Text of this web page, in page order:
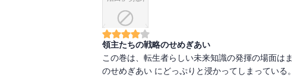
ど、死にた
くないので
改革を起こ
します～ 8
領主たちの戦略のせめぎあい
この巻は、転生者らしい未来知識の発揮の場面は
のせめぎあい にどっぷりと浸かってしまっている